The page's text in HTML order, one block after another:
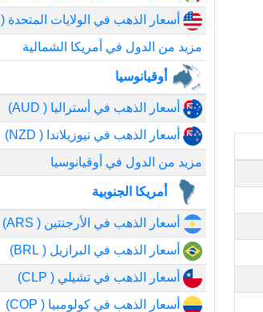
أسعار الذهب في الولايات المتحدة ( USD)
مزيد من الدول في أمريكا الشمالية
أوقيانوسيا
أسعار الذهب في أستراليا ( AUD)
أسعار الذهب في نيوزيلاندا ( NZD)
مزيد من الدول في أوقيانوسيا
أمريكا الجنوبية
أسعار الذهب في الأرجنتين ( ARS)
أسعار الذهب في البرازيل ( BRL)
أسعار الذهب في تشيلي ( CLP)
أسعار الذهب في كولومبيا ( COP)